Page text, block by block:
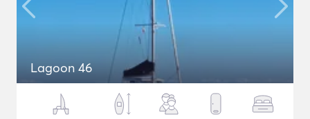
Lagoon 46